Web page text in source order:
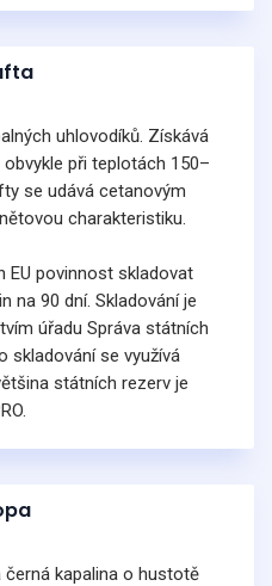
uhlovodíků. Získává
při teplotách 150–
se udává cetanovým
charakteristiku.
EU povinnost skladovat
na 90 dní. Skladování je
úřadu Správa státních
skladování se využívá
státních rezerv je
černá kapalina o hustotě